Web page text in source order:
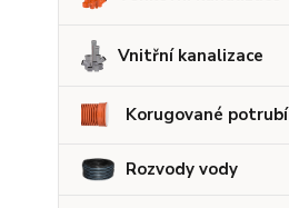
Vnitřní kanalizace
Korugované potrubí
Rozvody vody